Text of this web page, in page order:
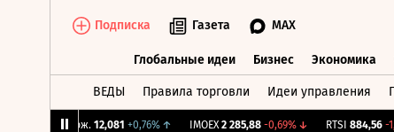
Подписка Газета MAX
Глобальные идеи Бизнес Экономика
ВЕДЫ Правила торговли Идеи управления
CNY Бирж. 12,081 +0,76%↑ IMOEX 2 285,88 -0,69%↓ RTSI 884,56 -